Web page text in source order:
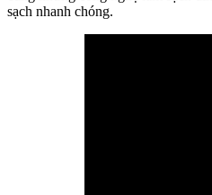
sạch nhanh chóng.